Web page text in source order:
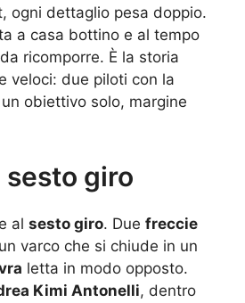
ogni dettaglio pesa doppio.
a casa bottino e al tempo
ricomporre. È la storia
veloci: due piloti con la
obiettivo solo, margine
sesto giro
al sesto giro. Due freccie
varco che si chiude in un
letta in modo opposto.
Kimi Antonelli, dentro